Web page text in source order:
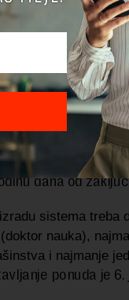
planira da potroši
u dve
pomoći
u
uz
sistema, te
dana od
sistema treba
nauka),
i najmanje
ponuda je 6.